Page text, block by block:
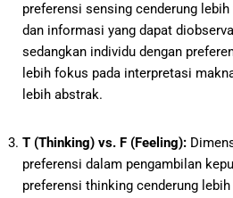
preferensi sensing cenderung
dan informasi yang dapat
sedangkan individu dengan
lebih fokus pada interpretasi
lebih abstrak.
T (Thinking) vs. F (Feeling):
preferensi dalam pengambilan
preferensi thinking cenderung